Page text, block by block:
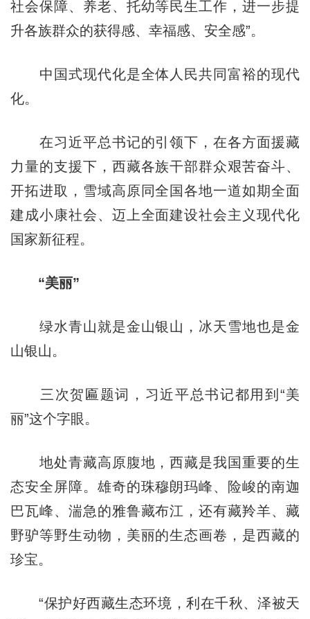
社会保障、养老、托幼等民生工作，进一步提
升各族群众的获得感、幸福感、安全感”。
中国式现代化是全体人民共同富裕的现代
化。
在习近平总书记的引领下，在各方面援藏
力量的支援下，西藏各族干部群众艰苦奋斗、
开拓进取，雪域高原同全国各地一道如期全面
建成小康社会、迈上全面建设社会主义现代化
国家新征程。
“美丽”
绿水青山就是金山银山，冰天雪地也是金
山银山。
三次贺匾题词，习近平总书记都用到“美
丽”这个字眼。
地处青藏高原腹地，西藏是我国重要的生
态安全屏障。雄奇的珠穆朗玛峰、险峻的南迦
巴瓦峰、湍急的雅鲁藏布江，还有藏羚羊、藏
野驴等野生动物，美丽的生态画卷，是西藏的
珍宝。
“保护好西藏生态环境，利在千秋、泽被天